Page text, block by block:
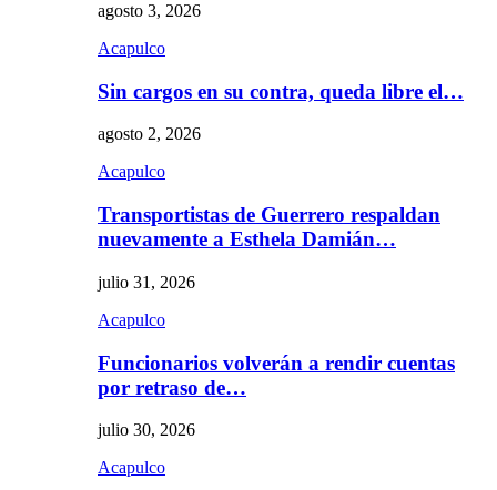
agosto 3, 2026
Acapulco
Sin cargos en su contra, queda libre el…
agosto 2, 2026
Acapulco
Transportistas de Guerrero respaldan
nuevamente a Esthela Damián…
julio 31, 2026
Acapulco
Funcionarios volverán a rendir cuentas
por retraso de…
julio 30, 2026
Acapulco